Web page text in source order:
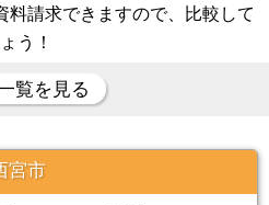
料請求できますので、比較して
う！
覧を見る
宮市